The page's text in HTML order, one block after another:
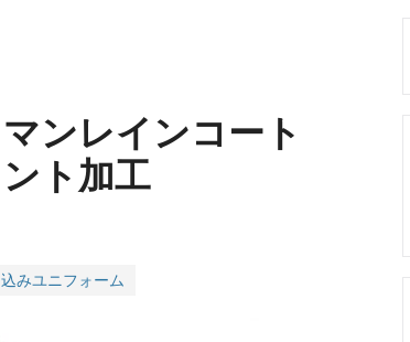
ンレインコート
ト加工
みユニフォーム